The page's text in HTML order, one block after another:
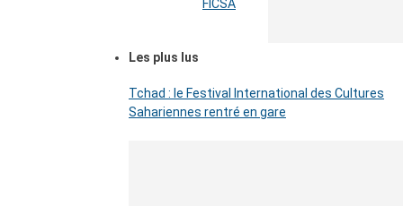
FICSA
Les plus lus
Tchad : le Festival International des Cultures
Sahariennes rentré en gare